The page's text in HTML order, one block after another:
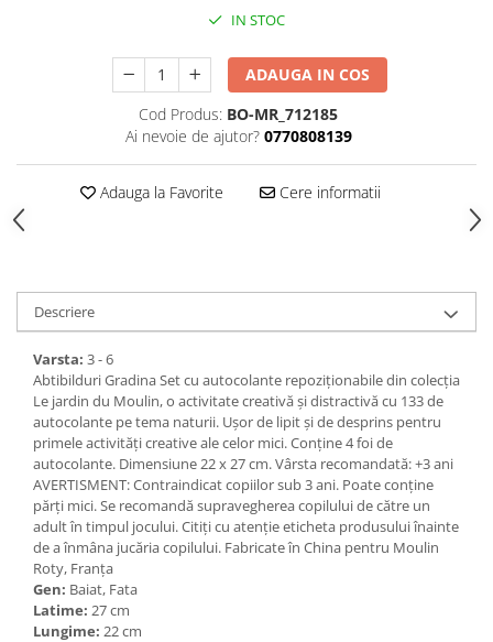
IN STOC
ADAUGA IN COS
Cod Produs: BO-MR_712185
Ai nevoie de ajutor? 0770808139
Adauga la Favorite Cere informatii
Descriere
Varsta: 3 - 6
Abtibilduri Gradina Set cu autocolante repoziționabile din colecția
Le jardin du Moulin, o activitate creativă și distractivă cu 133 de
autocolante pe tema naturii. Ușor de lipit și de desprins pentru
primele activități creative ale celor mici. Conține 4 foi de
autocolante. Dimensiune 22 x 27 cm. Vârsta recomandată: +3 ani
AVERTISMENT: Contraindicat copiilor sub 3 ani. Poate conține
părți mici. Se recomandă supravegherea copilului de către un
adult în timpul jocului. Citiți cu atenție eticheta produsului înainte
de a înmâna jucăria copilului. Fabricate în China pentru Moulin
Roty, Franța
Gen: Baiat, Fata
Latime: 27 cm
Lungime: 22 cm